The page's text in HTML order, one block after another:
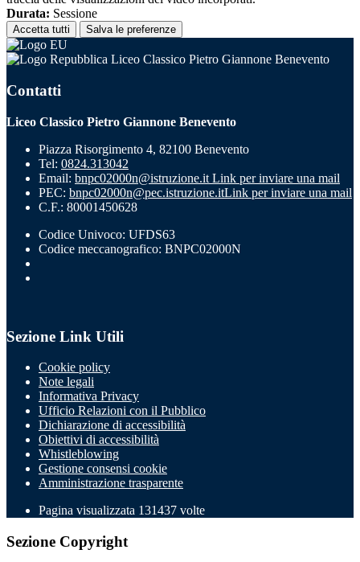
Durata: Sessione
Accetta tutti Salva le preferenze
Liceo Classico Pietro Giannone Benevento
Contatti
Liceo Classico Pietro Giannone Benevento
Piazza Risorgimento 4, 82100 Benevento
Tel: 0824.313042
Email: bnpc02000n@istruzione.it Link per inviare una mail
PEC: bnpc02000n@pec.istruzione.itLink per inviare una mail
C.F.: 80001450628
Codice Univoco: UFDS63
Codice meccanografico: BNPC02000N
Sezione Link Utili
Cookie policy
Note legali
Informativa Privacy
Ufficio Relazioni con il Pubblico
Dichiarazione di accessibilità
Obiettivi di accessibilità
Whistleblowing
Gestione consensi cookie
Amministrazione trasparente
Pagina visualizzata 131437 volte
Sezione Copyright